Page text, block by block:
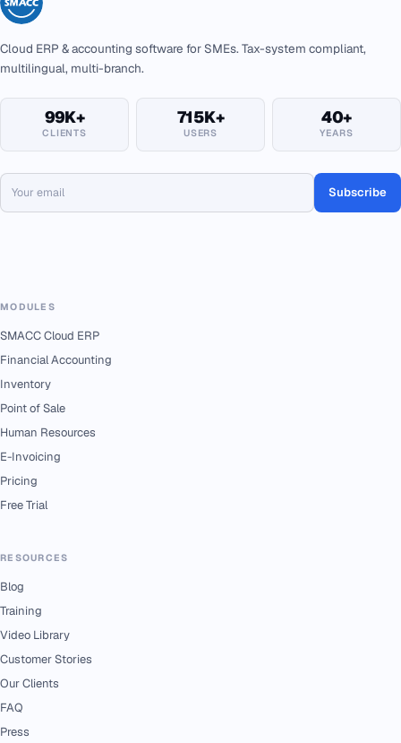
Cloud ERP & accounting software for SMEs. Tax-system compliant,
multilingual, multi-branch.
99K+
CLIENTS
715K+
USERS
40+
YEARS
Subscribe
MODULES
SMACC Cloud ERP
Financial Accounting
Inventory
Point of Sale
Human Resources
E-Invoicing
Pricing
Free Trial
RESOURCES
Blog
Training
Video Library
Customer Stories
Our Clients
FAQ
Press